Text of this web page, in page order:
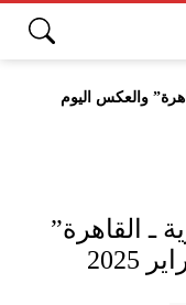
والعكس اليوم
ـ القاهرة”